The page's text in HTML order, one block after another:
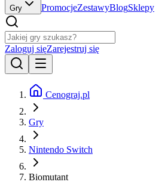
Gry PromocjeZestawyBlogSklepy
Zaloguj sięZarejestruj się
Cenograj.pl
Gry
Nintendo Switch
Biomutant